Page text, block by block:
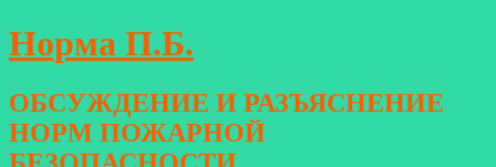
Перейти
к
Норма П.Б.
ОБСУЖДЕНИЕ И РАЗЪЯСНЕНИЕ
НОРМ ПОЖАРНОЙ